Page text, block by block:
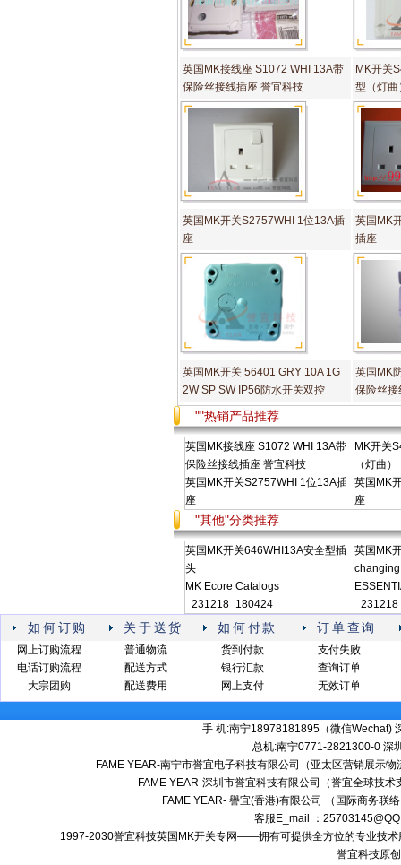
英国MK接线座 S1072 WHI 13A带
保险丝接线插座 誉宜科技
MK开关
型（灯曲
英国MK开关S2757WHI 1位13A插
座
英国MK
插座
英国MK开关 56401 GRY 10A 1G
2W SP SW IP56防水开关双控
英国MK
保险丝接
""热销产品推荐
英国MK接线座 S1072 WHI 13A带
保险丝接线插座 誉宜科技
MK开关
（灯曲）
英国MK开关S2757WHI 1位13A插
座
英国MK
座
"其他"分类推荐
英国MK开关646WHI13A安全型插
头
英国MK
changing
MK Ecore Catalogs
_231218_180424
如何订购 关于送货 如何付款 订单查询
网上订购流程
电话订购流程
大宗团购
普通物流
配送方式
配送费用
货到付款
银行汇款
网上支付
支付失败
查询订单
无效订单
手 机:南宁18978181895（微信
总机:南宁0771-2821300-0 深
FAME YEAR-南宁市誉宜电子科技有限公司（亚太区营销展示
FAME YEAR-深圳市誉宜科技有限公司（誉宜全球技
FAME YEAR- 譽宜(香港)有限公司 （国际商务联
客服E_mail ：
1997-2030誉宜科技英国MK开关专网——拥有可提供全方位的专业技
誉宜科技原